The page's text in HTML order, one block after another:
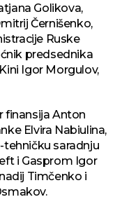
Golikova,
Černišenko,
Ruske
predsednika
Igor Morgulov,
finansija Anton
Elvira Nabiulina,
tehničku saradnju
i Gasprom Igor
Timčenko i